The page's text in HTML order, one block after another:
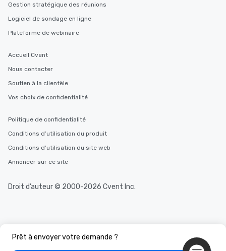
Prêt à envoyer votre demande ?
Gestion stratégique des réunions
Logiciel de sondage en ligne
Plateforme de webinaire
Accueil Cvent
Nous contacter
Soutien à la clientèle
Vos choix de confidentialité
Politique de confidentialité
Conditions d’utilisation du produit
Conditions d’utilisation du site web
Annoncer sur ce site
Droit d’auteur © 2000-2026 Cvent Inc.